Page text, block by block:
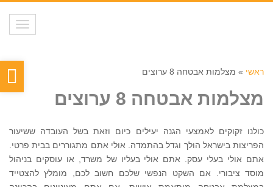
ראשי » מצלמות אבטחה 8 ערוצים
מצלמות אבטחה 8 ערוצים
כולנו זקוקים לאמצעי הגנה יעילים כיום וזאת בשל העובדה ששיעור
הפריצות בישראל הולך וגדל בהתמדה. אולי אתם מתגוררים בבית פרטי.
אתם אולי בעלי עסק. אתם אולי בעליו של משרד, או עוסקים בניהול
מוסד ציבורי. אם השקט הנפשי שלכם חשוב לכם, מומלץ להצטייד